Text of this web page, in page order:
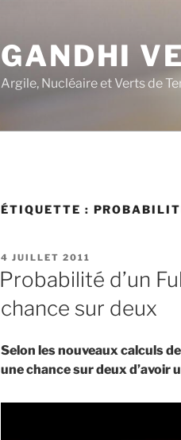
GANDHI
Argile, Nucléaire et Verts de
ÉTIQUETTE :
PUBLIÉ
LE
4 JUILLET 2011
Probabilité d’un
chance sur deux
Selon les nouveaux calculs
une chance sur deux d’avoir